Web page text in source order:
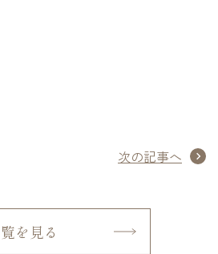
次の記事へ
を見る